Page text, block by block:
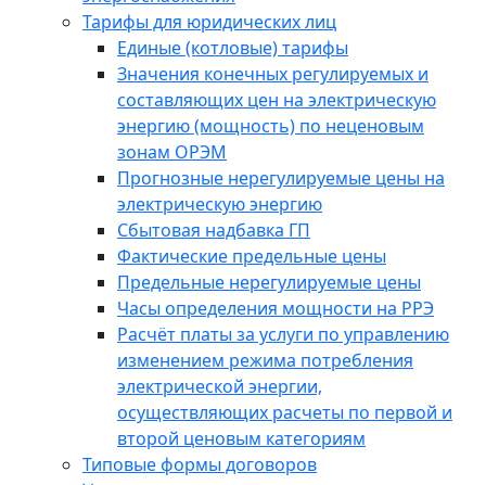
Тарифы для юридических лиц
Единые (котловые) тарифы
Значения конечных регулируемых и
составляющих цен на электрическую
энергию (мощность) по неценовым
зонам ОРЭМ
Прогнозные нерегулируемые цены на
электрическую энергию
Сбытовая надбавка ГП
Фактические предельные цены
Предельные нерегулируемые цены
Часы определения мощности на РРЭ
Расчёт платы за услуги по управлению
изменением режима потребления
электрической энергии,
осуществляющих расчеты по первой и
второй ценовым категориям
Типовые формы договоров